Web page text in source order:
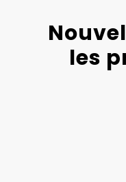
les